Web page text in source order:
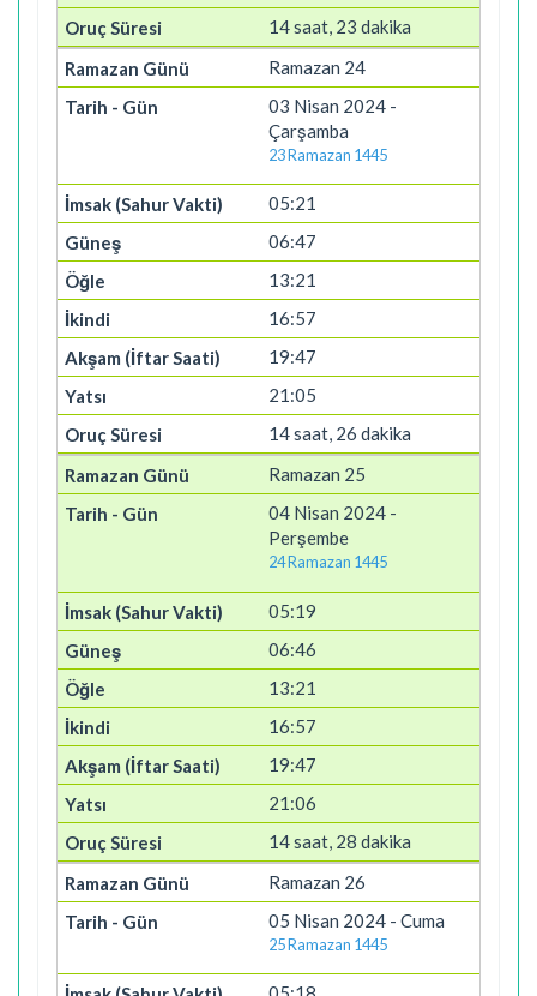
14 saat, 23 dakika
Ramazan 24
03 Nisan 2024 -
Çarşamba
23 Ramazan 1445
05:21
06:47
13:21
16:57
19:47
21:05
14 saat, 26 dakika
Ramazan 25
04 Nisan 2024 -
Perşembe
24 Ramazan 1445
05:19
06:46
13:21
16:57
19:47
21:06
14 saat, 28 dakika
Ramazan 26
05 Nisan 2024 - Cuma
25 Ramazan 1445